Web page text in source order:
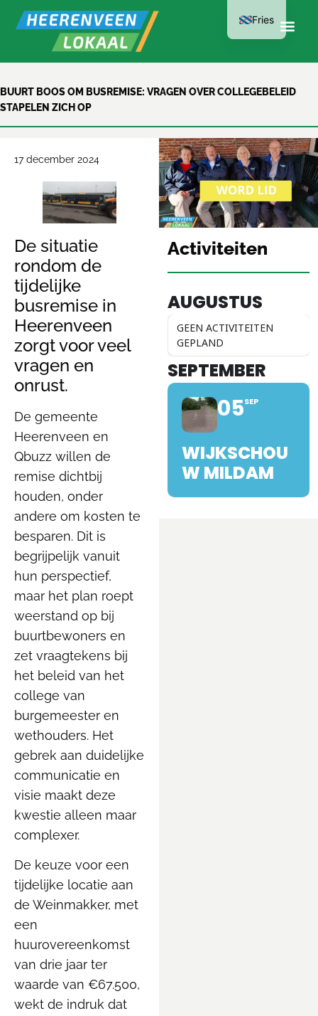
BUURT BOOS OM BUSREMISE: VRAGEN OVER COLLEGEBELEID
STAPELEN ZICH OP
17 december 2024
De situatie
rondom de
tijdelijke
busremise in
Heerenveen
zorgt voor veel
vragen en
onrust.
De gemeente
Heerenveen en
Qbuzz willen de
remise dichtbij
houden, onder
andere om kosten te
besparen. Dit is
begrijpelijk vanuit
hun perspectief,
maar het plan roept
weerstand op bij
buurtbewoners en
zet vraagtekens bij
het beleid van het
college van
burgemeester en
wethouders. Het
gebrek aan duidelijke
communicatie en
visie maakt deze
kwestie alleen maar
complexer.
De keuze voor een
tijdelijke locatie aan
de Weinmakker, met
een
huurovereenkomst
van drie jaar ter
waarde van €67.500,
wekt de indruk dat
LID WORDEN
€15 PER JAAR
Activiteiten
AUGUSTUS
GEEN ACTIVITEITEN
GEPLAND
SEPTEMBER
05SEP
WIJKSCHOU
W MILDAM
Fries